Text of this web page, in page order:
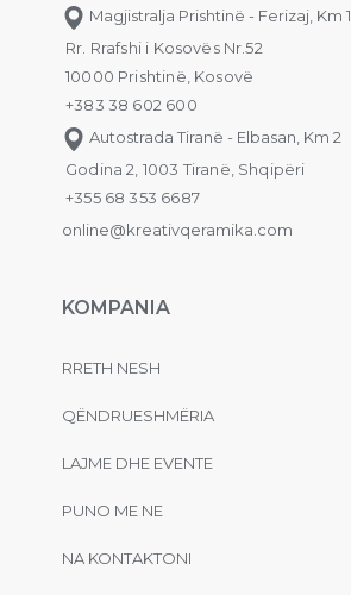
Magjistralja Prishtinë - Ferizaj, Km 1
Rr. Rrafshi i Kosovës Nr.52
10000 Prishtinë, Kosovë
+383 38 602 600
Autostrada Tiranë - Elbasan, Km 2
Godina 2, 1003 Tiranë, Shqipëri
+355 68 353 6687
online@kreativqeramika.com
KOMPANIA
RRETH NESH
QËNDRUESHMËRIA
LAJME DHE EVENTE
PUNO ME NE
NA KONTAKTONI